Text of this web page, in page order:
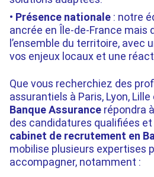
Présence nationale : notre
ancrée en Île-de-France mais
l’ensemble du territoire, avec
vos enjeux locaux et une
Que vous recherchiez des
assurantiels à Paris, Lyon, Lille
Banque Assurance répondra
des candidatures qualifiées
cabinet de recrutement en
mobilise plusieurs expertises
accompagner, notamment :